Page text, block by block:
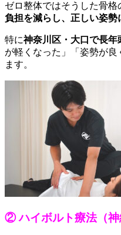
ゼロ整体ではそうした骨格
負担を減らし、正しい姿勢
特に神奈川区・大口で長年
が軽くなった」「姿勢が
ます。
② ハイボルト療法（神